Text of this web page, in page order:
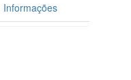
Informações